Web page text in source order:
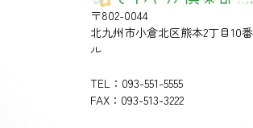
〒802-0044
北九州市小倉北区熊本2丁目10
ル
TEL：093-551-5555
FAX：093-513-3222